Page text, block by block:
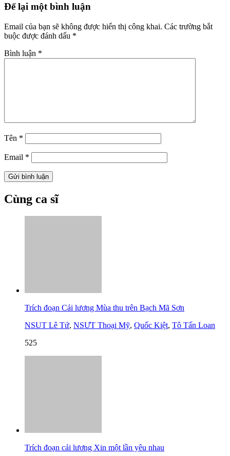
Để lại một bình luận
Email của bạn sẽ không được hiển thị công khai. Các trường bắt
buộc được đánh dấu *
Bình luận *
Tên *
Email *
Cùng ca sĩ
Trích đoạn Cải lương Mùa thu trên Bạch Mã Sơn
NSUT Lê Tứ, NSƯT Thoại Mỹ, Quốc Kiệt, Tô Tấn Loan
525
Trích đoạn cải lương Xin một lần yêu nhau